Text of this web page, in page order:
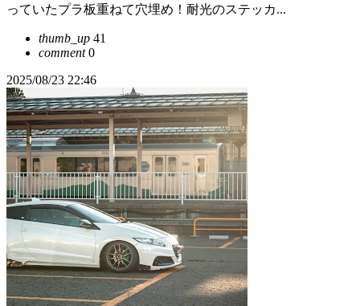
っていたプラ板重ねて穴埋め！耐光のステッカ...
thumb_up 41
comment0
2025/08/23 22:46